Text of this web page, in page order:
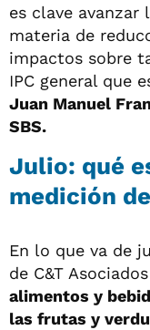
es clave
materia de
impactos sobre
IPC general que
Juan Manuel
SBS.
Julio: qué
medición
En lo que va de
de C&T
alimentos y
las frutas y